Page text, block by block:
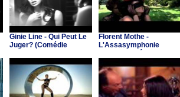
Ginie Line - Qui Peut Le
Juger? (Comédie
Florent Mothe -
L'Assasymphonie